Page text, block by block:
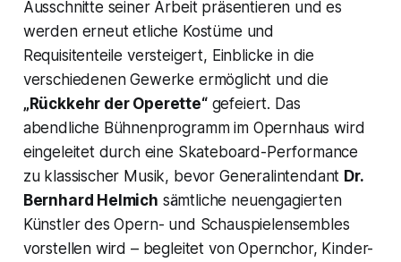
Ausschnitte seiner Arbeit präsentieren und es
werden erneut etliche Kostüme und
Requisitenteile versteigert, Einblicke in die
verschiedenen Gewerke ermöglicht und die
„Rückkehr der Operette“gefeiert. Das
abendliche Bühnenprogramm im Opernhaus wird
eingeleitet durch eine Skateboard-Performance
zu klassischer Musik, bevor Generalintendant Dr.
Bernhard Helmich sämtliche neuengagierten
Künstler des Opern- und Schauspielensembles
vorstellen wird – begleitet von Opernchor, Kinder-